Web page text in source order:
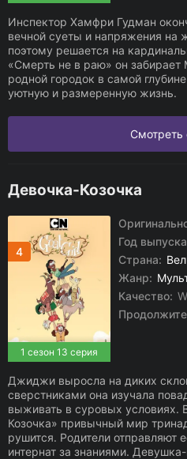
Инспектор Хамфри Гудман
вечной суеты и напряжения на
поэтому решается на
«Смерть не в раю» он забирает
родной городок в самой
уютную и размеренную жизнь.
Смотреть
Девочка-Козочка
4
1 сезон 13 серия
Год
Страна:
Жанр:
Качество:
Джиджи выросла на диких
сверстниками она изучала
выживать в суровых условиях.
Козочка» привычный мир
рушится. Родители отправляют
интернат за знаниями.